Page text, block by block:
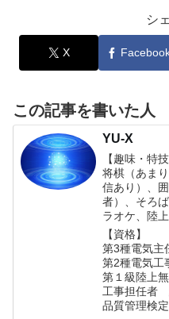
シ
X
この記事を書いた人
YU-X
【趣味・特技
将棋（あま
信あり）、
者）、そろ
ラオケ、陸
【資格】
第3種電気主
第2種電気工
第１級陸上
工事担任者
品質管理検